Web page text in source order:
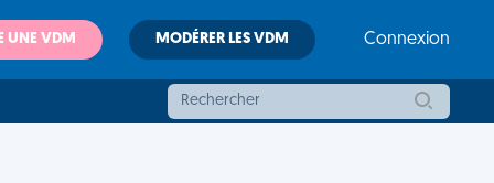
UNE VDM MODÉRER LES VDM Connexion